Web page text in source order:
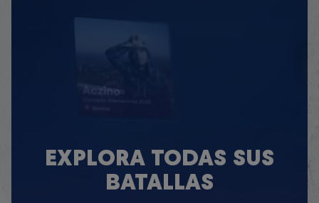
EXPLORA TODAS SUS
BATALLAS